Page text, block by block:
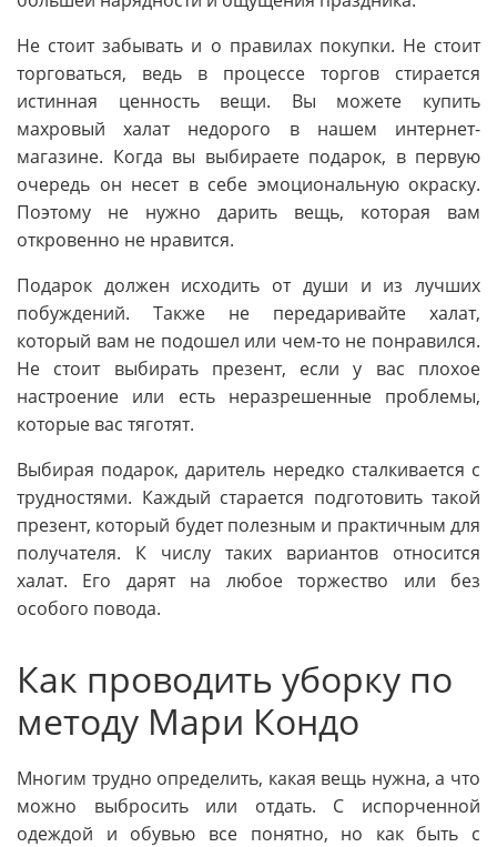
Не стоит забывать и о правилах покупки. Не стоит
торговаться, ведь в процессе торгов стирается
истинная ценность вещи. Вы можете купить
махровый халат недорого в нашем интернет-
магазине. Когда вы выбираете подарок, в первую
очередь он несет в себе эмоциональную окраску.
Поэтому не нужно дарить вещь, которая вам
откровенно не нравится.
Подарок должен исходить от души и из лучших
побуждений. Также не передаривайте халат,
который вам не подошел или чем-то не понравился.
Не стоит выбирать презент, если у вас плохое
настроение или есть неразрешенные проблемы,
которые вас тяготят.
Выбирая подарок, даритель нередко сталкивается с
трудностями. Каждый старается подготовить такой
презент, который будет полезным и практичным для
получателя. К числу таких вариантов относится
халат. Его дарят на любое торжество или без
особого повода.
Как проводить уборку по
методу Мари Кондо
Многим трудно определить, какая вещь нужна, а что
можно выбросить или отдать. С испорченной
одеждой и обувью все понятно, но как быть с